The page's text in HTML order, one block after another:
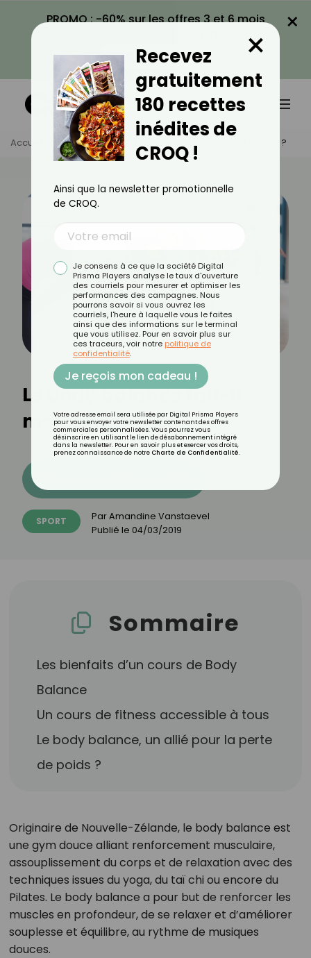
PROMO : -60% sur les offres 3 et 6 mois
VOIR LA PROMO
×
Accueil Actus Sport Le Body Balance Fait-Il Maigrir ?
Le body balance fait-il
maigrir ?
SPORT ParAmandine Vanstaevel
Publié le 04/03/2019
Sommaire
Les bienfaits d’un cours de Body
Balance
Un cours de fitness accessible à tous
Le body balance, un allié pour la perte
de poids ?
Originaire de Nouvelle-Zélande, le body balance est
une gym douce alliant renforcement musculaire,
assouplissement du corps et de relaxation avec des
techniques issues du yoga, du taï chi ou encore du
Pilates. Le body balance a pour but de renforcer les
muscles en profondeur, de se relaxer et d’améliorer
souplesse et équilibre, au rythme de musiques
douces.
Recevez
gratuitement
180 recettes
inédites de
CROQ !
×
Ainsi que la newsletter promotionnelle
de CROQ.
Je consens à ce que la société Digital
Prisma Players analyse le taux d'ouverture
des courriels pour mesurer et optimiser les
performances des campagnes. Nous
pourrons savoir si vous ouvrez les
courriels, l'heure à laquelle vous le faites
ainsi que des informations sur le terminal
que vous utilisez. Pour en savoir plus sur
ces traceurs, voir notre politique de
confidentialité.
Je reçois mon cadeau !
Votre adresse email sera utilisée par Digital Prisma Players
pour vous envoyer votre newsletter contenant des offres
commerciales personnalisées. Vous pourrez vous
désinscrire en utilisant le lien de désabonnement intégré
dans la newsletter. Pour en savoir plus et exercer vos droits,
prenez connaissance de notre Charte de Confidentialité.